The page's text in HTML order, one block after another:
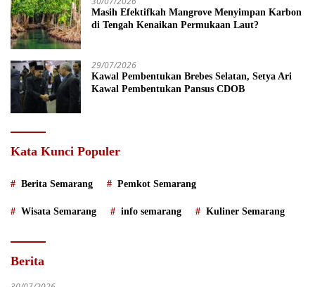
Masih Efektifkah Mangrove Menyimpan Karbon
di Tengah Kenaikan Permukaan Laut?
29/07/2026
Kawal Pembentukan Brebes Selatan, Setya Ari
Kawal Pembentukan Pansus CDOB
Kata Kunci Populer
Berita Semarang Pemkot Semarang
Wisata Semarang info semarang Kuliner Semarang
Berita